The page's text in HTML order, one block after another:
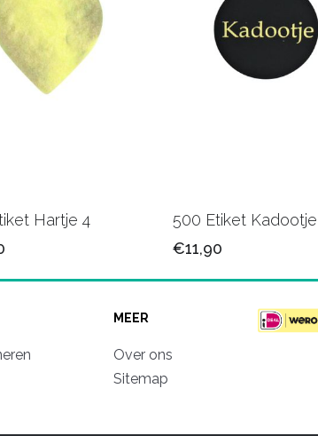
Hartje 4
500 Etiket
€11,90
MEER
Over ons
Sitemap